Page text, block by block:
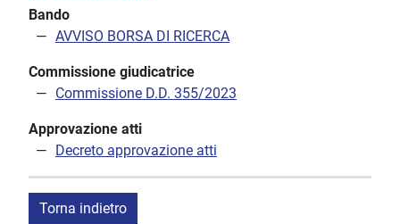
Bando
AVVISO BORSA DI RICERCA
Commissione giudicatrice
Commissione D.D. 355/2023
Approvazione atti
Decreto approvazione atti
Torna indietro